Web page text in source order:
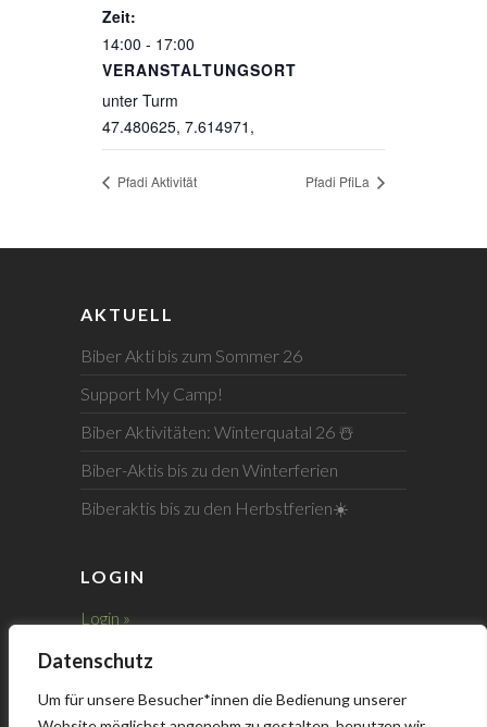
Datenschutz
Um für unsere Besucher*innen die Bedienung unserer
Zeit:
14:00 - 17:00
VERANSTALTUNGSORT
unter Turm
47.480625, 7.614971 ,
Pfadi Aktivität Pfadi PfiLa
AKTUELL
Biber Akti bis zum Sommer 26
Support My Camp!
Biber Aktivitäten: Winterquatal 26 ☃️
Biber-Aktis bis zu den Winterferien
Biberaktis bis zu den Herbstferien☀️
LOGIN
Login »
Registrieren »